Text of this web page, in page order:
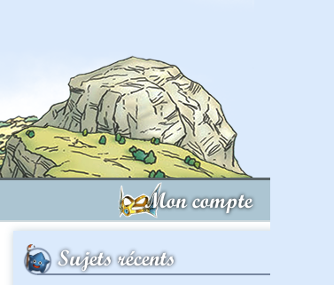
Mon compte
Sujets récents